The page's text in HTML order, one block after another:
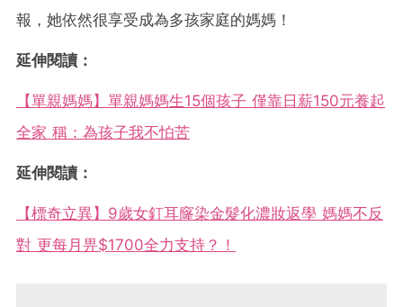
報，她依然很享受成為多孩家庭的媽媽！
延伸閱讀：
【單親媽媽】單親媽媽生15個孩子 僅靠日薪150元養起
全家 稱：為孩子我不怕苦
延伸閱讀：
【標奇立異】9歲女釘耳窿染金髮化濃妝返學 媽媽不反
對 更每月畀$1700全力支持？！